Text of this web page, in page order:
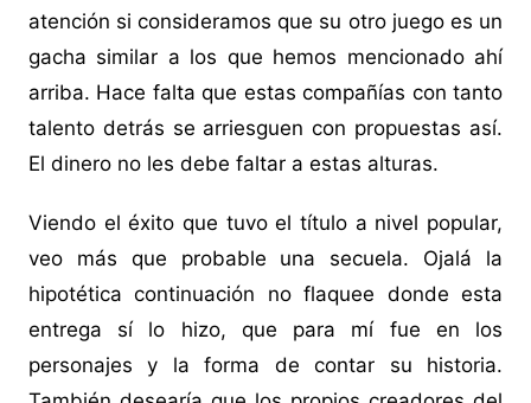
atención si consideramos que su otro juego es un
gacha similar a los que hemos mencionado ahí
arriba. Hace falta que estas compañías con tanto
talento detrás se arriesguen con propuestas así.
El dinero no les debe faltar a estas alturas.
Viendo el éxito que tuvo el título a nivel popular,
veo más que probable una secuela. Ojalá la
hipotética continuación no flaquee donde esta
entrega sí lo hizo, que para mí fue en los
personajes y la forma de contar su historia.